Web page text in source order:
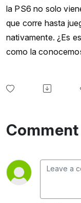
la PS6 no solo
que corre hasta
nativamente. ¿Es
como la